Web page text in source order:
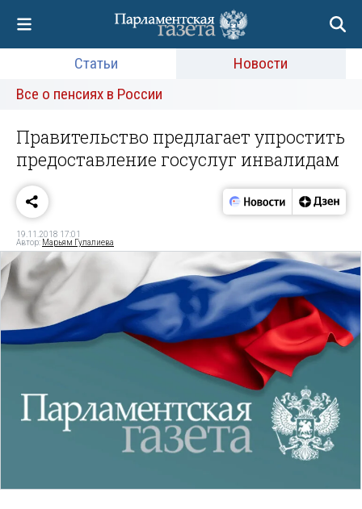
Статьи
Новости
Все о пенсиях в России
Правительство предлагает упростить
предоставление госуслуг инвалидам
19.11.2018 17:01
Автор: Марьям Гулалиева